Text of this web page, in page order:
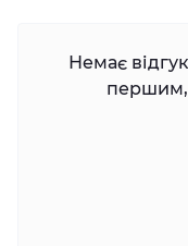
Немає
першим,